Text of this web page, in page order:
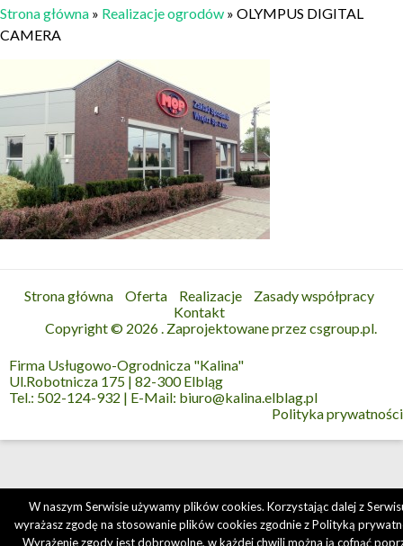
Strona główna » Realizacje ogrodów » OLYMPUS DIGITAL
CAMERA
Strona główna Oferta Realizacje
Zasady współpracy
Kontakt
Copyright © 2026. Zaprojektowane przezcsgroup.pl.
Firma Usługowo-Ogrodnicza "Kalina"
Ul.Robotnicza 175 | 82-300 Elbląg
Tel.: 502-124-932 | E-Mail: biuro@kalina.elblag.pl
Polityka prywatności
W naszym Serwisie używamy plików cookies. Korzystając dalej z
wyrażasz zgodę na stosowanie plików cookies zgodnie zPolityką
Wyrażenie zgody jest dobrowolne, w każdej chwili można ją cofnąć